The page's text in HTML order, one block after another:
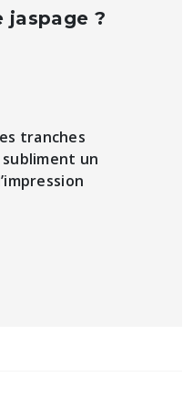
jaspage ?
tranches
un